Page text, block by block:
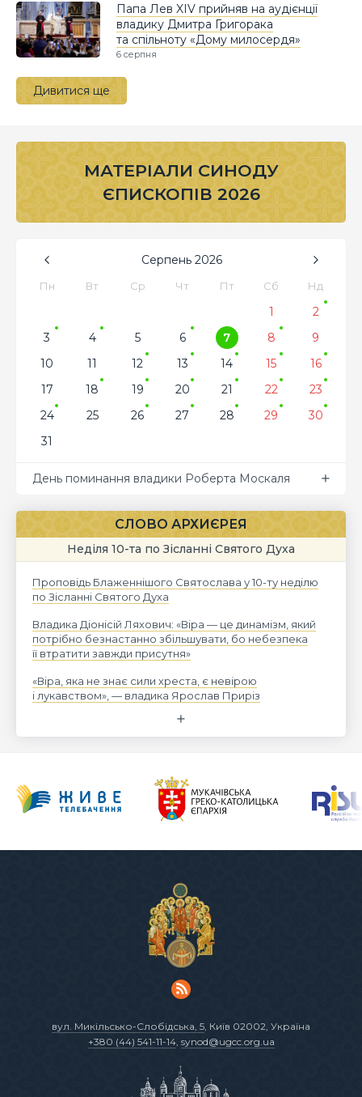
Папа Лев XIV прийняв на аудієнції
владику Дмитра Григорака
та спільноту «Дому милосердя»
6 серпня
Дивитися ще
МАТЕРІАЛИ СИНОДУ
ЄПИСКОПІВ 2026
Серпень 2026
Пн Вт Ср Чт Пт Сб Нд
1
2
3
4 5 6 7 8
9
10
11 12 13 14 15
16
17
18 19 20 21 22
23
24
25 26 27 28 29
30
31
День поминання владики Роберта Москаля
СЛОВО АРХИЄРЕЯ
Неділя 10-та по Зісланні Святого Духа
Проповідь Блаженнішого Святослава у 10-ту неділю
по Зісланні Святого Духа
Владика Діонісій Ляхович: «Віра — це динамізм, який
потрібно безнастанно збільшувати, бо небезпека
її втратити завжди присутня»
«Віра, яка не знає сили хреста, є невірою
і лукавством», — владика Ярослав Приріз
вул. Микільсько-Слобідська, 5, Київ 02002, Україна
+380 (44) 541-11-14, synod@ugcc.org.ua